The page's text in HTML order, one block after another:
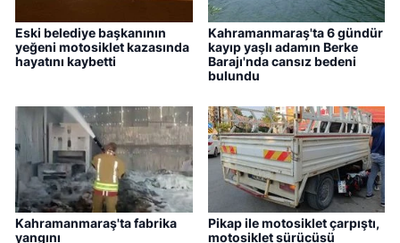
Eski belediye başkanının
yeğeni motosiklet kazasında
hayatını kaybetti
Kahramanmaraş'ta 6 gündür
kayıp yaşlı adamın Berke
Barajı'nda cansız bedeni
bulundu
Kahramanmaraş'ta fabrika
yangını
Pikap ile motosiklet çarpıştı,
motosiklet sürücüsü